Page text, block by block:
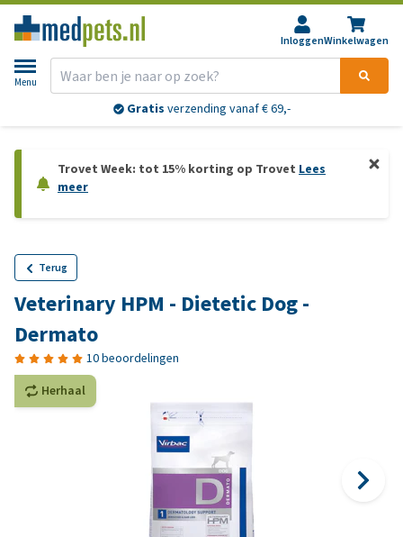
InloggenWinkelwagen
Menu
Gratis verzending vanaf € 69,-
Trovet Week: tot 15% korting op Trovet Lees
meer
Terug
Veterinary HPM - Dietetic Dog -
Dermato
10 beoordelingen
Herhaal